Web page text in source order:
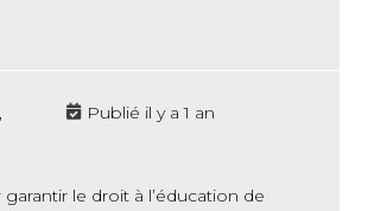
Publié il y a 1 an
le droit à l’éducation de